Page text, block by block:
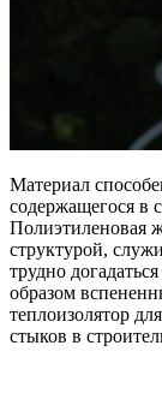
Материал
содержащегося в
Полиэтиленовая
структурой,
трудно
образом
теплоизолятор
стыков в